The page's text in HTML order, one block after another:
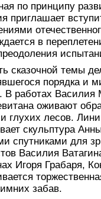
по принципу
приглашает
в
сказочной темы
порядка и
В работах
оживают
глухих лесов.
скульптура
спутниками для
Василия
Игоря Грабаря,
забав.